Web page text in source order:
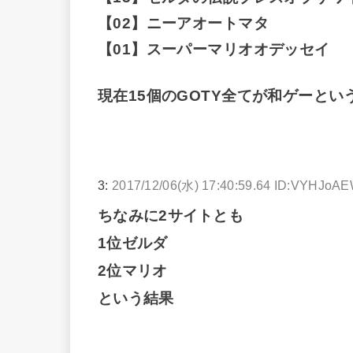
【02】ニーアオートマタ
【01】スーパーマリオオデッセイ
現在15個のGOTY全てが和ゲーとい
3: 2017/12/06(水) 17:40:59.64
ちなみに2サイトとも
1位ゼルダ
2位マリオ
という結果